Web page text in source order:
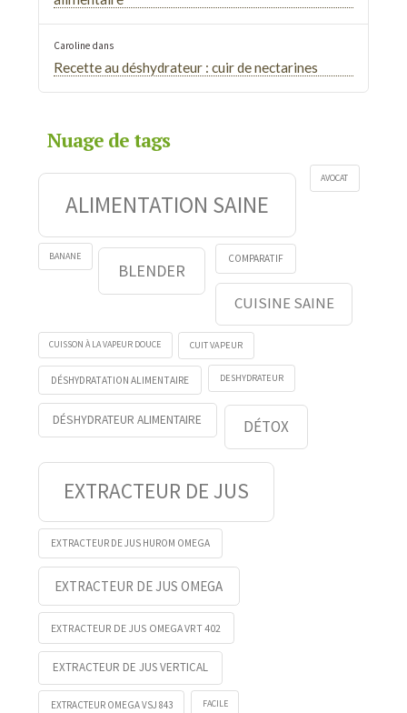
Carolinedans
Recette au déshydrateur : cuir de nectarines
Nuage de tags
ALIMENTATION SAINE
AVOCAT
BANANE
BLENDER
COMPARATIF
CUISINE SAINE
CUISSON À LA VAPEUR DOUCE CUIT VAPEUR
DÉSHYDRATATION ALIMENTAIRE DESHYDRATEUR
DÉSHYDRATEUR ALIMENTAIRE DÉTOX
EXTRACTEUR DE JUS
EXTRACTEUR DE JUS HUROM OMEGA
EXTRACTEUR DE JUS OMEGA
EXTRACTEUR DE JUS OMEGA VRT 402
EXTRACTEUR DE JUS VERTICAL
EXTRACTEUR OMEGA VSJ 843 FACILE